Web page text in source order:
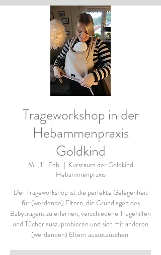
Trageworkshop in der
Hebammenpraxis
Goldkind
Mi., 11. Feb.
  |
Kursraum der Goldkind
Hebammenpraxis
Der Trageworkshop ist die perfekte Gelegenheit
für (werdende) Eltern, die Grundlagen des
Babytragens zu erlernen, verschiedene Tragehilfen
und Tücher auszuprobieren und sich mit anderen
(werdenden) Eltern auszutauschen.